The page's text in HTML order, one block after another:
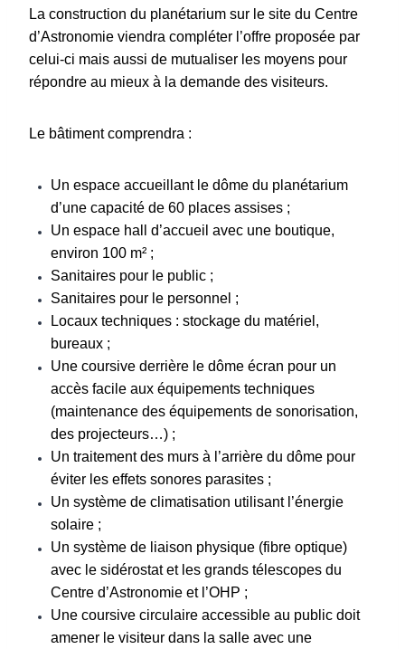
La construction du planétarium sur le site du Centre
d’Astronomie viendra compléter l’offre proposée par
celui-ci mais aussi de mutualiser les moyens pour
répondre au mieux à la demande des visiteurs.
Le bâtiment comprendra :
Un espace accueillant le dôme du planétarium
d’une capacité de 60 places assises ;
Un espace hall d’accueil avec une boutique,
environ 100 m² ;
Sanitaires pour le public ;
Sanitaires pour le personnel ;
Locaux techniques : stockage du matériel,
bureaux ;
Une coursive derrière le dôme écran pour un
accès facile aux équipements techniques
(maintenance des équipements de sonorisation,
des projecteurs…) ;
Un traitement des murs à l’arrière du dôme pour
éviter les effets sonores parasites ;
Un système de climatisation utilisant l’énergie
solaire ;
Un système de liaison physique (fibre optique)
avec le sidérostat et les grands télescopes du
Centre d’Astronomie et l’OHP ;
Une coursive circulaire accessible au public doit
amener le visiteur dans la salle avec une